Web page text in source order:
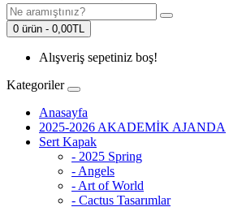
0 ürün - 0,00TL
Alışveriş sepetiniz boş!
Kategoriler
Anasayfa
2025-2026 AKADEMİK AJANDA
Sert Kapak
- 2025 Spring
- Angels
- Art of World
- Cactus Tasarımlar